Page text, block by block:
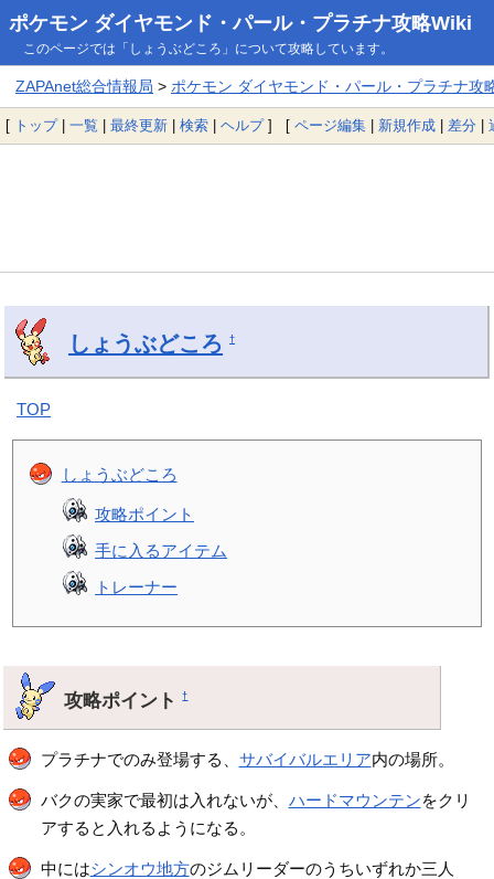
ポケモン ダイヤモンド・パール・プラチナ攻略Wiki
このページでは「しょうぶどころ」について攻略しています。
ZAPAnet総合情報局 > ポケモン ダイヤモンド・パール・プラチナ攻
[ トップ| 一覧 | 最終更新 | 検索 | ヘルプ] [ ページ編集 | 新規作成 | 差分 |
しょうぶどころ †
TOP
しょうぶどころ
攻略ポイント
手に入るアイテム
トレーナー
攻略ポイント†
プラチナでのみ登場する、 サバイバルエリア内の場所。
バクの実家で最初は入れないが、 ハードマウンテンをクリ
アすると入れるようになる。
中にはシンオウ地方のジムリーダーのうちいずれか三人